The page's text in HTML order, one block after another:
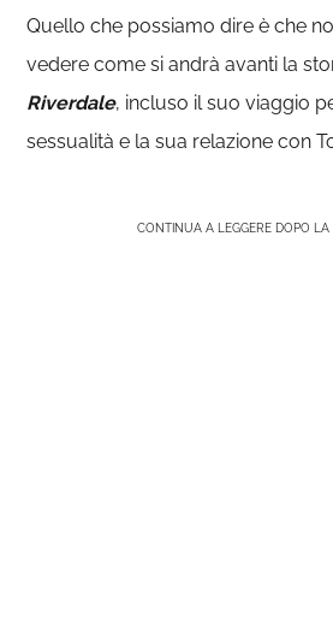
Quello che possiamo dire è che
vedere come si andrà avanti la
Riverdale, incluso il suo viaggio
sessualità e la sua relazione con
CONTINUA A LEGGERE DOPO LA